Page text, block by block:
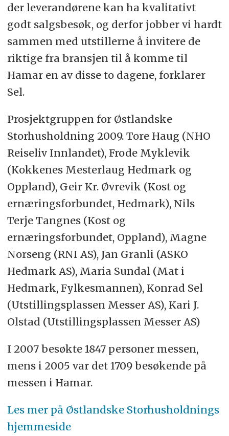
der leverandørene kan ha kvalitativt
godt salgsbesøk, og derfor jobber vi hardt
sammen med utstillerne å invitere de
riktige fra bransjen til å komme til
Hamar en av disse to dagene, forklarer
Sel.
Prosjektgruppen for Østlandske
Storhusholdning 2009. Tore Haug (NHO
Reiseliv Innlandet), Frode Myklevik
(Kokkenes Mesterlaug Hedmark og
Oppland), Geir Kr. Øvrevik (Kost og
ernæringsforbundet, Hedmark), Nils
Terje Tangnes (Kost og
ernæringsforbundet, Oppland), Magne
Norseng (RNI AS), Jan Granli (ASKO
Hedmark AS), Maria Sundal (Mat i
Hedmark, Fylkesmannen), Konrad Sel
(Utstillingsplassen Messer AS), Kari J.
Olstad (Utstillingsplassen Messer AS)
I 2007 besøkte 1847 personer messen,
mens i 2005 var det 1709 besøkende på
messen i Hamar.
Les mer på Østlandske Storhusholdnings
hjemmeside